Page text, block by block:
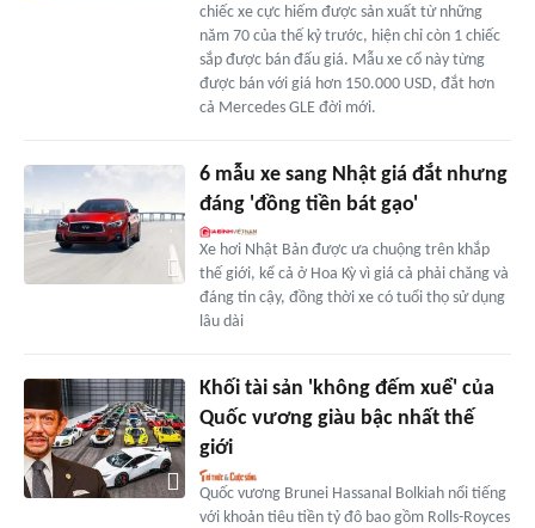
chiếc xe cực hiếm được sản xuất từ những
năm 70 của thế kỷ trước, hiện chỉ còn 1 chiếc
sắp được bán đấu giá. Mẫu xe cổ này từng
được bán với giá hơn 150.000 USD, đắt hơn
cả Mercedes GLE đời mới.
6 mẫu xe sang Nhật giá đắt nhưng
đáng 'đồng tiền bát gạo'
Xe hơi Nhật Bản được ưa chuộng trên khắp
thế giới, kể cả ở Hoa Kỳ vì giá cả phải chăng và
đáng tin cậy, đồng thời xe có tuổi thọ sử dụng
lâu dài
Khối tài sản 'không đếm xuể' của
Quốc vương giàu bậc nhất thế
giới
Quốc vương Brunei Hassanal Bolkiah nổi tiếng
với khoản tiêu tiền tỷ đô bao gồm Rolls-Royces